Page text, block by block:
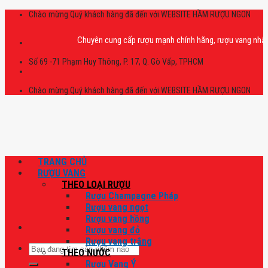
Skip
Chào mừng Quý khách hàng đã đến với WEBSITE HẦM RƯỢU NGON
Chuyên cung cấp rượu mạnh chính hãng, rượu vang nhập
Số 69 -71 Phạm Huy Thông, P. 17, Q. Gò Vấp, TPHCM
Chào mừng Quý khách hàng đã đến với WEBSITE HẦM RƯỢU NGON
Tìm
kiếm:
TRANG CHỦ
RƯỢU VANG
THEO LOẠI RƯỢU
Rượu Champagne Pháp
Rượu vang ngọt
Rượu vang hồng
Rượu vang đỏ
Rượu vang trắng
THEO NƯỚC
Rượu Vang Ý